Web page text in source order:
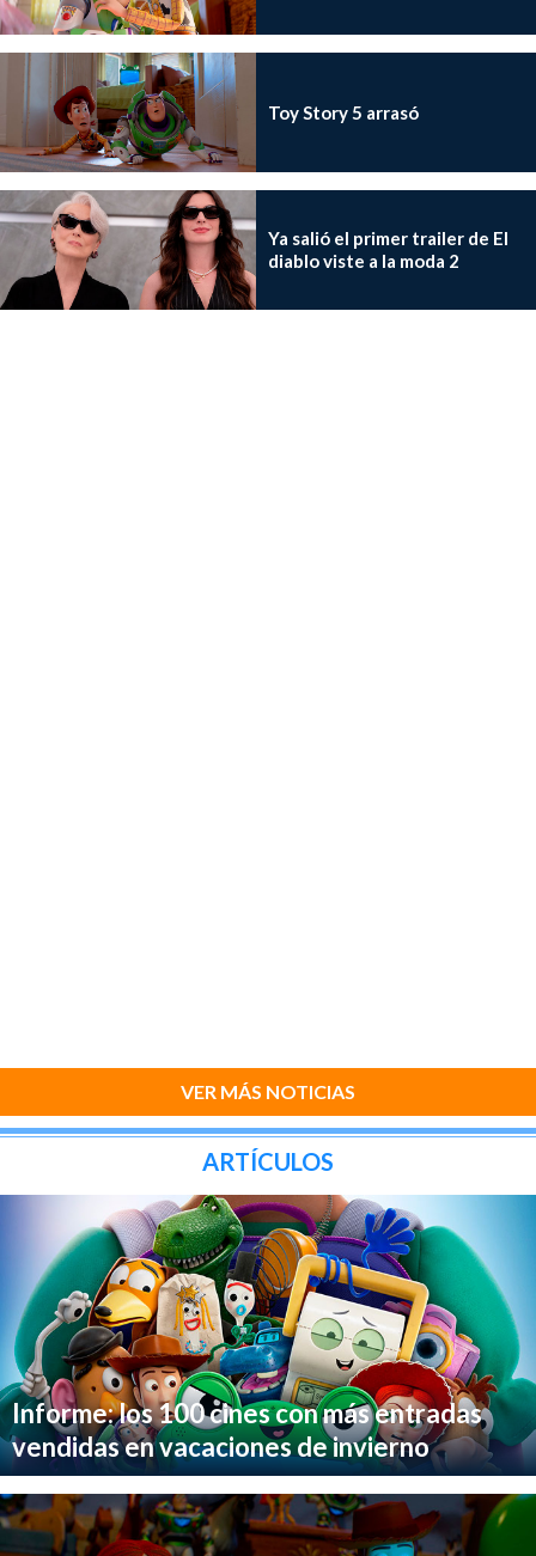
Toy Story 5 arrasó
Ya salió el primer trailer de El
diablo viste a la moda 2
VER MÁS NOTICIAS
ARTÍCULOS
Informe: los 100 cines con más entradas
vendidas en vacaciones de invierno